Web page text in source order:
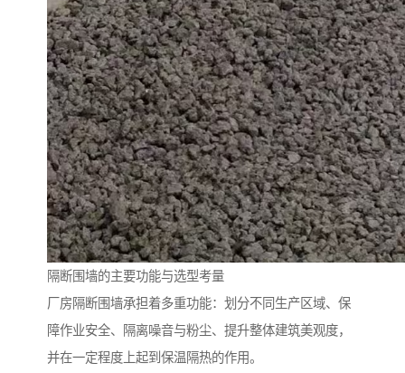
隔断围墙的主要功能与选型考量
厂房隔断围墙承担着多重功能：划分不同生产区域、保
障作业安全、隔离噪音与粉尘、提升整体建筑美观度，
并在一定程度上起到保温隔热的作用。